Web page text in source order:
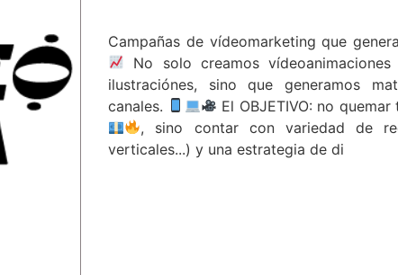
Campañas de vídeomarketing que
No solo creamos
ilustraciónes, sino que generamos
canales.
El OBJETIVO: no
, sino contar con variedad de
verticales...) y una estrategia de di